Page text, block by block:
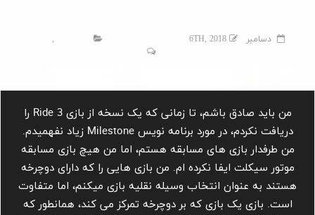
دسامبر 6TH, 2018 ,
من باید صادق باشم، تا زمانی که یک نسخه از بازی Ride 3 را
دریافت نکردم، در مورد برنامه نویس Milestone زیاد نفهمیدم.
من طرفدار بازی های مسابقه هستم، اما من هیچ بازی مسابقه
موتور سیکلت ایفا نکرده ام. من بازی هایی را که دارای دوچرخه
هستند به عنوان انتخاب وسیله نقلیه بازی میکنم، اما متفاوت
است. بازی یک بازی که بر دوچرخه تمرکز می کند، همانطور که